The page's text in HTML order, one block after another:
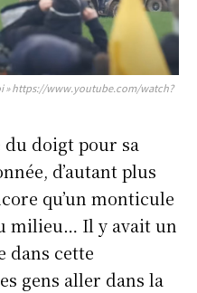
» https://www.youtube.com/watch?
du doigt pour sa
d’autant plus
qu’un monticule
milieu… Il y avait un
dans cette
gens aller dans la